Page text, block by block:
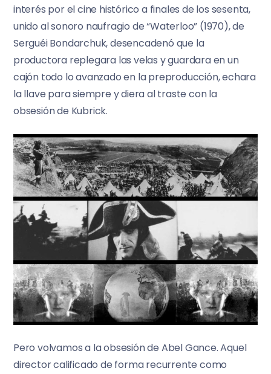
interés por el cine histórico a finales de los sesenta,
unido al sonoro naufragio de “Waterloo” (1970), de
Serguéi Bondarchuk, desencadenó que la
productora replegara las velas y guardara en un
cajón todo lo avanzado en la preproducción, echara
la llave para siempre y diera al traste con la
obsesión de Kubrick.
Pero volvamos a la obsesión de Abel Gance. Aquel
director calificado de forma recurrente como